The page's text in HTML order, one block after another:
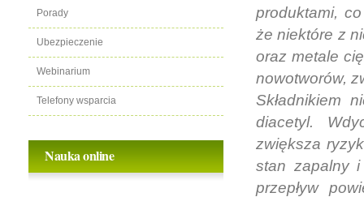
produktami,
że niektóre z
oraz metale
nowotworów,
Składnikiem
diacetyl.
zwiększa
stan zapalny i
przepływ
Porady
Ubezpieczenie
Webinarium
Telefony wsparcia
Nauka online